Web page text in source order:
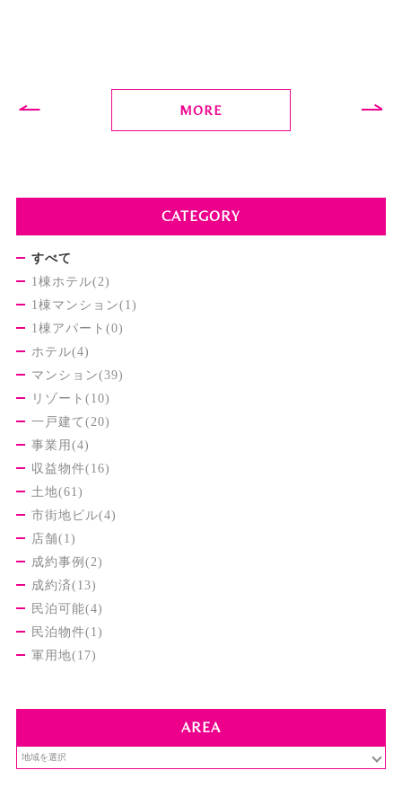
MORE
CATEGORY
すべて
1棟ホテル(2)
1棟マンション(1)
1棟アパート(0)
ホテル(4)
マンション(39)
リゾート(10)
一戸建て(20)
事業用(4)
収益物件(16)
土地(61)
市街地ビル(4)
店舗(1)
成約事例(2)
成約済(13)
民泊可能(4)
民泊物件(1)
軍用地(17)
AREA